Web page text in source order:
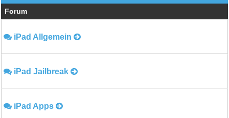
Forum
iPad Allgemein
iPad Jailbreak
iPad Apps